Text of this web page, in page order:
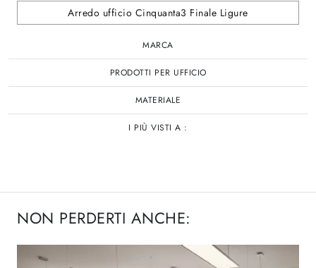
Arredo ufficio Cinquanta3 Finale Ligure
MARCA
PRODOTTI PER UFFICIO
MATERIALE
I PIÙ VISTI A :
NON PERDERTI ANCHE: